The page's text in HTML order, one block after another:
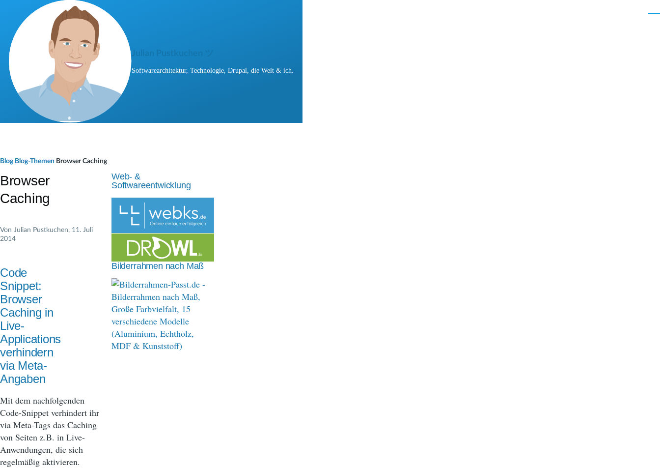
Direkt zum Inhalt
Julian Pustkuchen ツ
Softwarearchitektur, Technologie, Drupal, die Welt & ich.
M
a
d
n
a
i
g
a
t
i
o
n
Blog Blog-Themen Browser Caching
Browser
Caching
Von Julian Pustkuchen, 11. Juli
2014
Code
Snippet:
Browser
Caching in
Live-
Applications
verhindern
via Meta-
Angaben
Mit dem nachfolgenden
Code-Snippet verhindert ihr
via Meta-Tags das Caching
von Seiten z.B. in Live-
Anwendungen, die sich
regelmäßig aktivieren.
Web- &
Softwareentwicklung
Bilderrahmen nach Maß